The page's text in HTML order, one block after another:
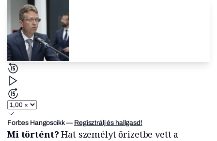
Forbes Hangoscikk— Regisztrálj és hallgasd!
Mi történt?Hat személyt őrizetbe vett a